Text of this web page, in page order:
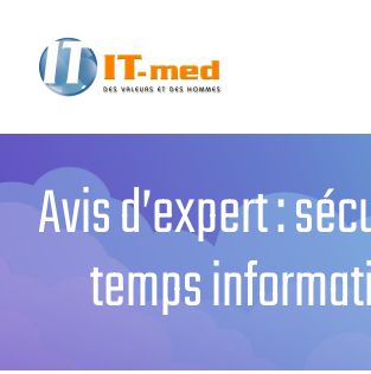
contenu
Avis d’expert :
temps